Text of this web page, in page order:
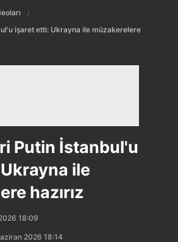
işaret etti: Ukrayna ile müzakerelere
Putin İstanbul'u
ile
hazırız
18:09
2026 18:14